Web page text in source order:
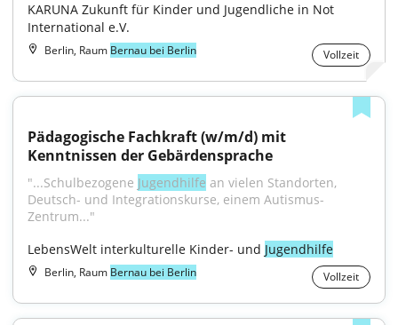
KARUNA Zukunft für Kinder und Jugendliche in Not
International e.V.
Berlin, Raum Bernau bei Berlin Vollzeit
Pädagogische Fachkraft (w/m/d) mit
Kenntnissen der Gebärdensprache
"...Schulbezogene Jugendhilfe an vielen Standorten,
Deutsch- und Integrationskurse, einem Autismus-
Zentrum..."
LebensWelt interkulturelle Kinder- und Jugendhilfe
Berlin, Raum Bernau bei Berlin Vollzeit